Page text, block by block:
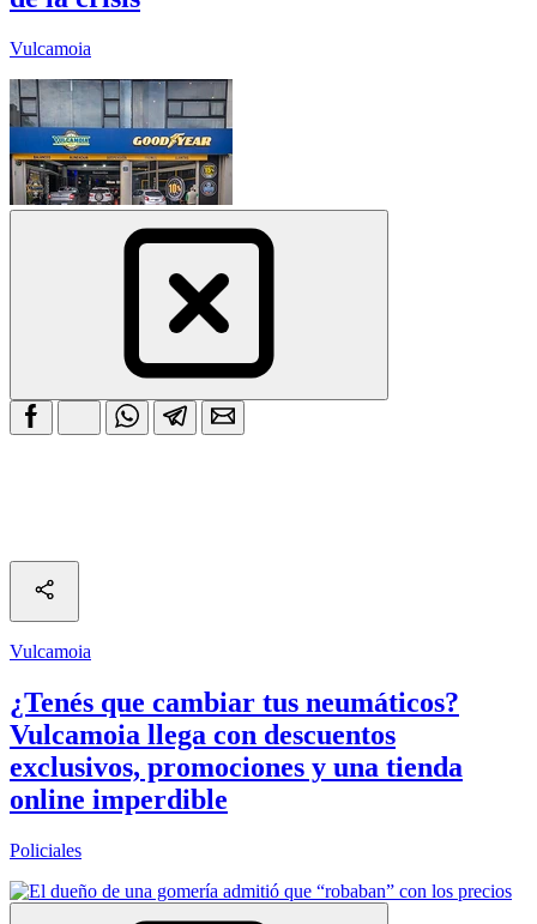
Vulcamoia
Vulcamoia
¿Tenés que cambiar tus neumáticos?
Vulcamoia llega con descuentos
exclusivos, promociones y una tienda
online imperdible
Policiales